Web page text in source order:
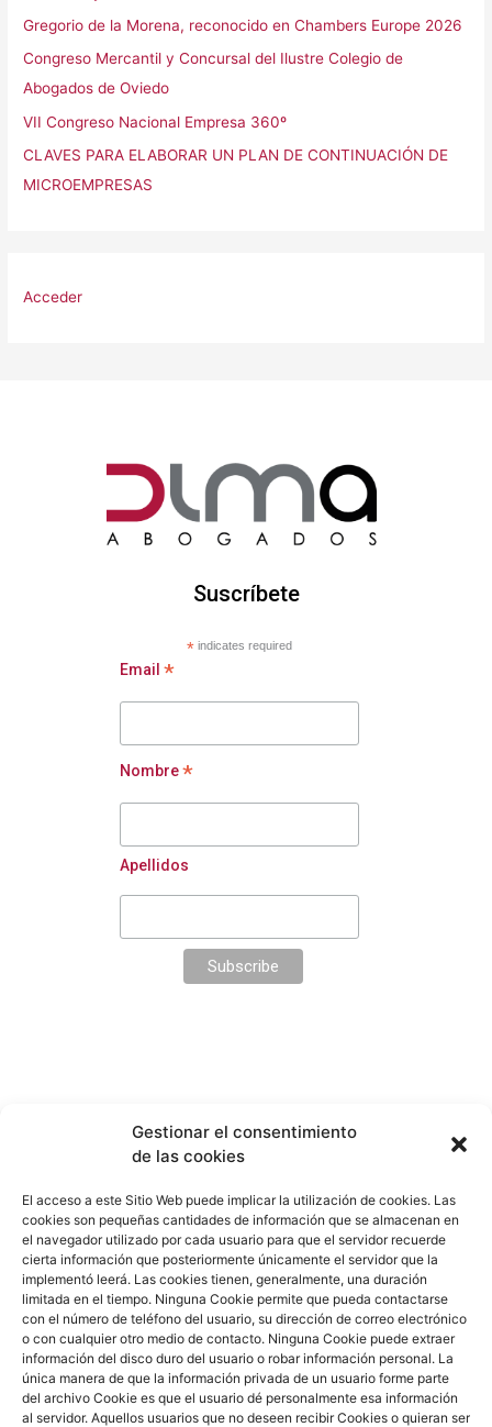
Gestionar el consentimiento
de las cookies
El acceso a este Sitio Web puede implicar la utilización de cookies. Las
cookies son pequeñas cantidades de información que se almacenan en
el navegador utilizado por cada usuario para que el servidor recuerde
cierta información que posteriormente únicamente el servidor que la
implementó leerá. Las cookies tienen, generalmente, una duración
limitada en el tiempo. Ninguna Cookie permite que pueda contactarse
con el número de teléfono del usuario, su dirección de correo electrónico
o con cualquier otro medio de contacto. Ninguna Cookie puede extraer
información del disco duro del usuario o robar información personal. La
única manera de que la información privada de un usuario forme parte
del archivo Cookie es que el usuario dé personalmente esa información
al servidor. Aquellos usuarios que no deseen recibir Cookies o quieran ser
Gregorio de la Morena, reconocido en Chambers Europe 2026
Congreso Mercantil y Concursal del Ilustre Colegio de
Abogados de Oviedo
VII Congreso Nacional Empresa 360º
CLAVES PARA ELABORAR UN PLAN DE CONTINUACIÓN DE
MICROEMPRESAS
Acceder
Suscríbete
* indicates required
Email *
Nombre*
Apellidos
Madrid
Tel.:(+34)91 344 94 10
contacto@dlma.es
F
a
c
e
b
o
o
k
I
n
s
t
a
g
r
a
m
L
i
n
k
e
d
i
n